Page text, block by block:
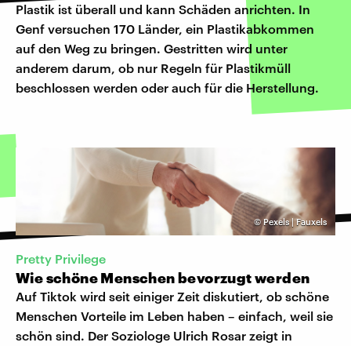
Plastik ist überall und kann Schäden anrichten. In
Genf versuchen 170 Länder, ein Plastikabkommen
auf den Weg zu bringen. Gestritten wird unter
anderem darum, ob nur Regeln für Plastikmüll
beschlossen werden oder auch für die Herstellung.
© Pexels | Fauxels
Pretty Privilege
Wie schöne Menschen bevorzugt werden
Auf Tiktok wird seit einiger Zeit diskutiert, ob schöne
Menschen Vorteile im Leben haben – einfach, weil sie
schön sind. Der Soziologe Ulrich Rosar zeigt in